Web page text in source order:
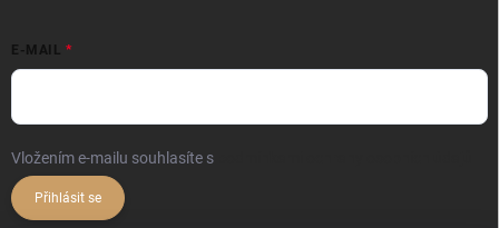
E-MAIL
Vložením e-mailu souhlasíte s
Přihlásit se